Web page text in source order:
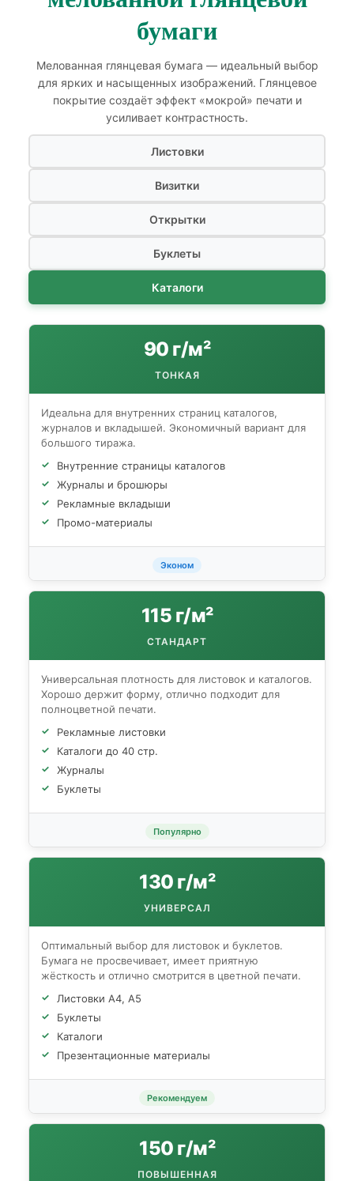
бумаги
Мелованная глянцевая бумага — идеальный выбор
для ярких и насыщенных изображений. Глянцевое
покрытие создаёт эффект «мокрой» печати и
усиливает контрастность.
Листовки
Визитки
Открытки
Буклеты
Каталоги
90 г/м²
ТОНКАЯ
Идеальна для внутренних страниц каталогов,
журналов и вкладышей. Экономичный вариант для
большого тиража.
Внутренние страницы каталогов
Журналы и брошюры
Рекламные вкладыши
Промо-материалы
Эконом
115 г/м²
СТАНДАРТ
Универсальная плотность для листовок и каталогов.
Хорошо держит форму, отлично подходит для
полноцветной печати.
Рекламные листовки
Каталоги до 40 стр.
Журналы
Буклеты
Популярно
130 г/м²
УНИВЕРСАЛ
Оптимальный выбор для листовок и буклетов.
Бумага не просвечивает, имеет приятную
жёсткость и отлично смотрится в цветной печати.
Листовки А4, А5
Буклеты
Каталоги
Презентационные материалы
Рекомендуем
150 г/м²
ПОВЫШЕННАЯ